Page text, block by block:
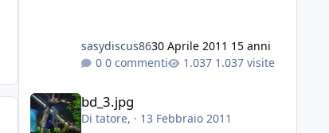
sasydiscus8630 Aprile 2011 15 anni
0 commenti
1.037 visite
bd_3.jpg
bd_3.jpg
Di tatore, · 13 Febbraio 2011